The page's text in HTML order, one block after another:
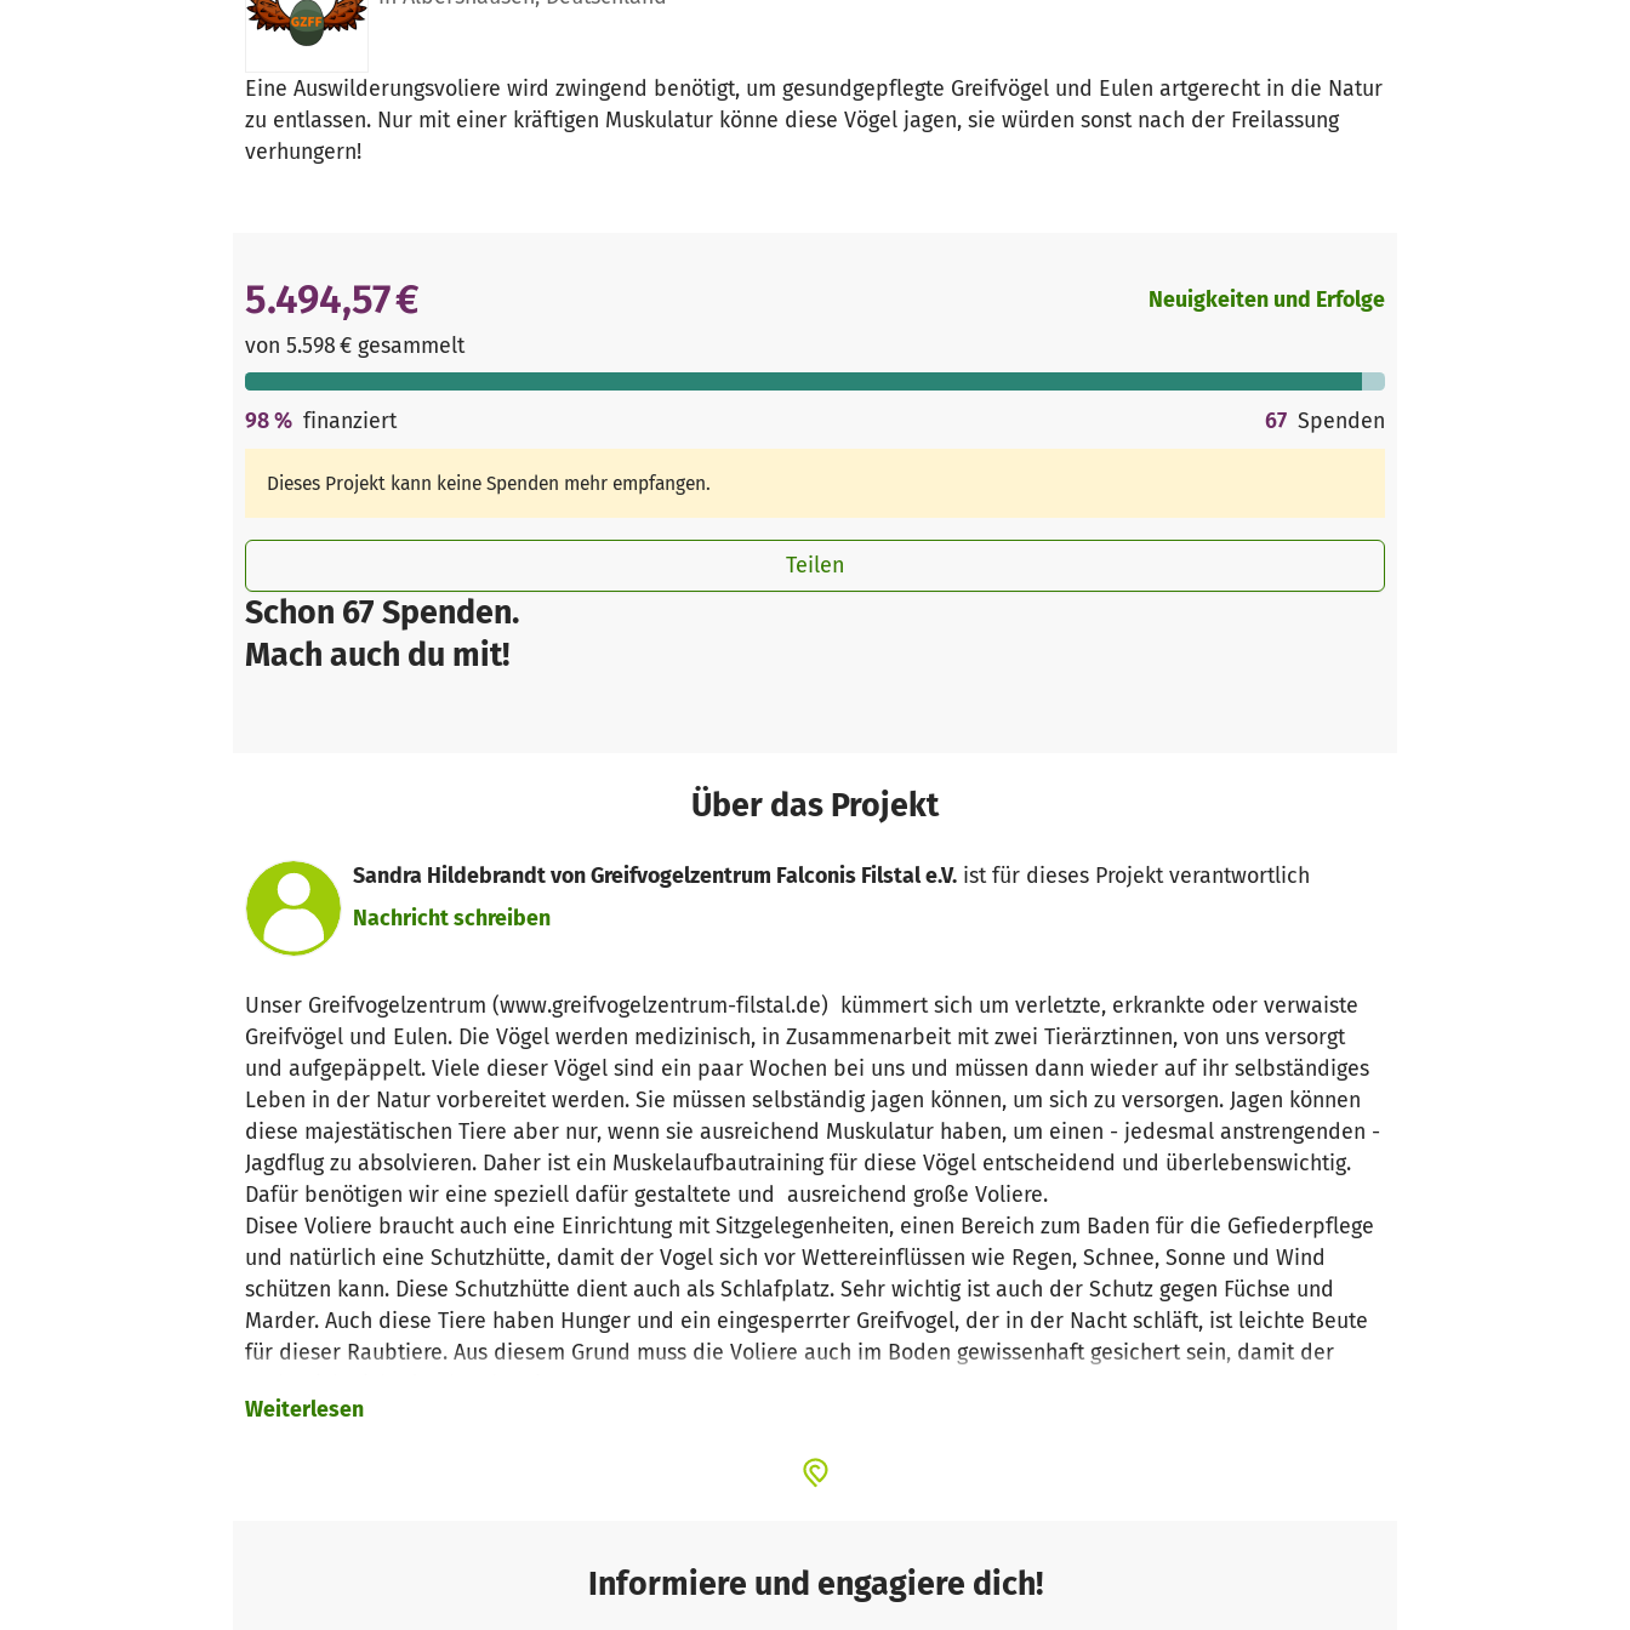
Eine Auswilderungsvoliere wird zwingend benötigt, um gesundgepflegte Greifvögel und Eulen artgerecht in die Natur
zu entlassen. Nur mit einer kräftigen Muskulatur könne diese Vögel jagen, sie würden sonst nach der Freilassung
verhungern!
Schon 67 Spenden.
Mach auch du mit!
5.494,57 €
von 5.598 € gesammelt
Neuigkeiten und Erfolge
98% finanziert 67 Spenden
Dieses Projekt kann keine Spenden mehr empfangen.
Teilen
Über das Projekt
Sandra Hildebrandt von Greifvogelzentrum Falconis Filstal e.V.ist für dieses Projekt verantwortlich
Nachricht schreiben
Unser Greifvogelzentrum (www.greifvogelzentrum-filstal.de) kümmert sich um verletzte, erkrankte oder verwaiste
Greifvögel und Eulen. Die Vögel werden medizinisch, in Zusammenarbeit mit zwei Tierärztinnen, von uns versorgt
und aufgepäppelt. Viele dieser Vögel sind ein paar Wochen bei uns und müssen dann wieder auf ihr selbständiges
Leben in der Natur vorbereitet werden. Sie müssen selbständig jagen können, um sich zu versorgen. Jagen können
diese majestätischen Tiere aber nur, wenn sie ausreichend Muskulatur haben, um einen - jedesmal anstrengenden -
Jagdflug zu absolvieren. Daher ist ein Muskelaufbautraining für diese Vögel entscheidend und überlebenswichtig.
Dafür benötigen wir eine speziell dafür gestaltete und ausreichend große Voliere.
Disee Voliere braucht auch eine Einrichtung mit Sitzgelegenheiten, einen Bereich zum Baden für die Gefiederpflege
und natürlich eine Schutzhütte, damit der Vogel sich vor Wettereinflüssen wie Regen, Schnee, Sonne und Wind
schützen kann. Diese Schutzhütte dient auch als Schlafplatz. Sehr wichtig ist auch der Schutz gegen Füchse und
Marder. Auch diese Tiere haben Hunger und ein eingesperrter Greifvogel, der in der Nacht schläft, ist leichte Beute
für dieser Raubtiere. Aus diesem Grund muss die Voliere auch im Boden gewissenhaft gesichert sein, damit der
Wir möchten gerne schnellstmöglich eine eigene Auswilderungsvoliere errichten, da wir momentan die Vögel weite
sonst keine weitere Anlaufstelle für diese majestätischen und ökologisch wichtigen Tiere.
Weiterlesen
Informiere und engagiere dich!